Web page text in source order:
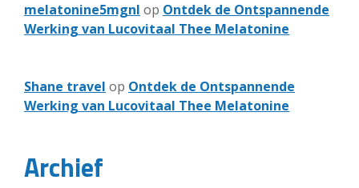
melatonine5mgnl op Ontdek de Ontspannende
Werking van Lucovitaal Thee Melatonine
Shane travel op Ontdek de Ontspannende
Werking van Lucovitaal Thee Melatonine
Archief